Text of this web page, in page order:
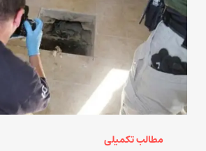
مطالب تکمیلی